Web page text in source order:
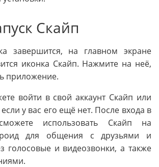
Скайп
завершится, на главном экране
иконка Скайп. Нажмите на неё,
приложение.
войти в свой аккаунт Скайп или
у вас его ещё нет. После входа в
использовать Скайп на
для общения с друзьями и
голосовые и видеозвонки, а также